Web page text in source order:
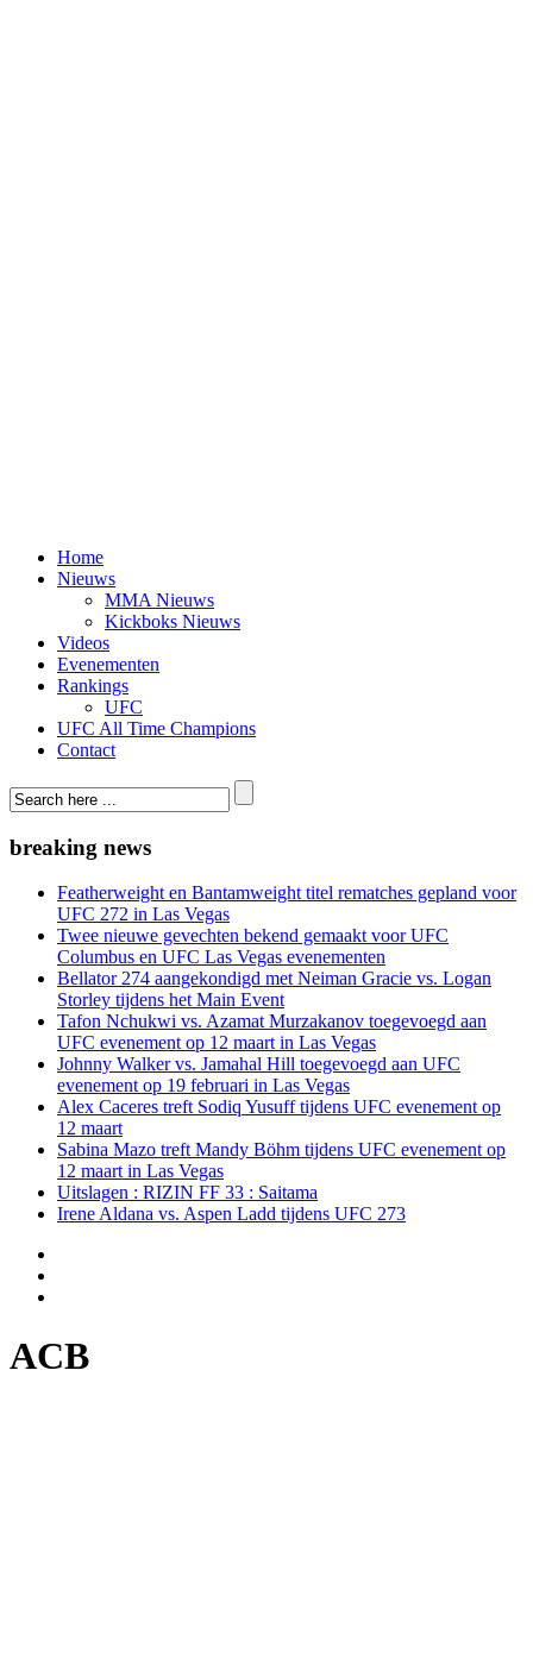
Home
Nieuws
MMA Nieuws
Kickboks Nieuws
Videos
Evenementen
Rankings
UFC
UFC All Time Champions
Contact
breaking news
Featherweight en Bantamweight titel rematches gepland voor
UFC 272 in Las Vegas
Twee nieuwe gevechten bekend gemaakt voor UFC
Columbus en UFC Las Vegas evenementen
Bellator 274 aangekondigd met Neiman Gracie vs. Logan
Storley tijdens het Main Event
Tafon Nchukwi vs. Azamat Murzakanov toegevoegd aan
UFC evenement op 12 maart in Las Vegas
Johnny Walker vs. Jamahal Hill toegevoegd aan UFC
evenement op 19 februari in Las Vegas
Alex Caceres treft Sodiq Yusuff tijdens UFC evenement op
12 maart
Sabina Mazo treft Mandy Böhm tijdens UFC evenement op
12 maart in Las Vegas
Uitslagen : RIZIN FF 33 : Saitama
Irene Aldana vs. Aspen Ladd tijdens UFC 273
ACB